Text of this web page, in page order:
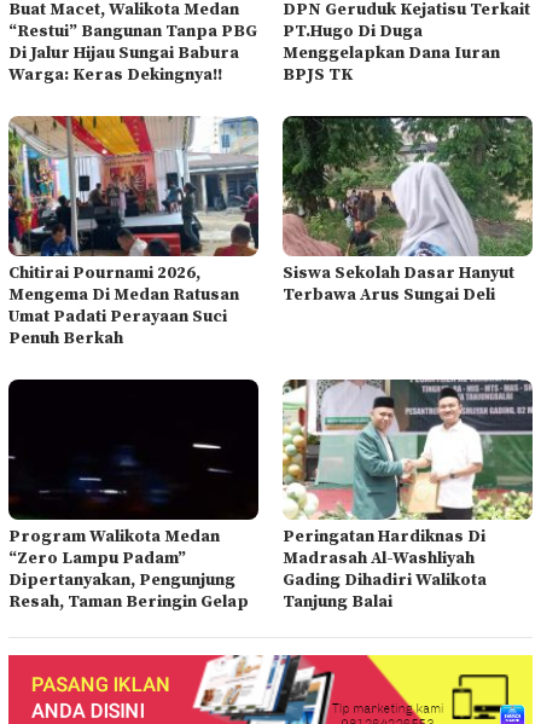
Buat Macet, Walikota Medan
“Restui” Bangunan Tanpa PBG
Di Jalur Hijau Sungai Babura
Warga: Keras Dekingnya!!
DPN Geruduk Kejatisu Terkait
PT.Hugo Di Duga
Menggelapkan Dana Iuran
BPJS TK
Chitirai Pournami 2026,
Mengema Di Medan Ratusan
Umat Padati Perayaan Suci
Penuh Berkah
Siswa Sekolah Dasar Hanyut
Terbawa Arus Sungai Deli
Program Walikota Medan
“Zero Lampu Padam”
Dipertanyakan, Pengunjung
Resah, Taman Beringin Gelap
Peringatan Hardiknas Di
Madrasah Al-Washliyah
Gading Dihadiri Walikota
Tanjung Balai